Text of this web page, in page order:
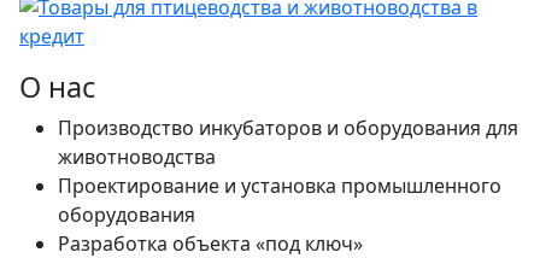
О нас
Производство инкубаторов и оборудования для
животноводства
Проектирование и установка промышленного
оборудования
Разработка объекта «под ключ»